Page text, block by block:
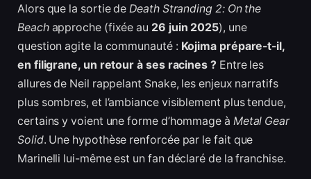
Alors que la sortie deDeath Stranding 2: On the
Beachapproche (fixée au 26 juin 2025), une
question agite la communauté : Kojima prépare-t-il,
en filigrane, un retour à ses racines ?Entre les
allures de Neil rappelant Snake, les enjeux narratifs
plus sombres, et l’ambiance visiblement plus tendue,
certains y voient une forme d’hommage à Metal Gear
Solid. Une hypothèse renforcée par le fait que
Marinelli lui-même est un fan déclaré de la franchise.